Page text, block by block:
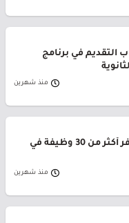
التقديم في برنامج
منذ شهرين
شركة معادن تعلن عن توفر أكثر من 30 وظيفة في
منذ شهرين